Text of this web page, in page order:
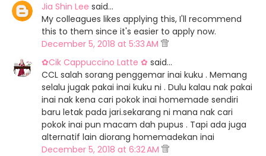
Jia Shin Lee said…
My colleagues likes applying this, I'll recommend
this to them since it's easier to apply now.
December 5, 2018 at 5:33 AM
✿Cik Cappuccino Latte ✿ said…
CCL salah sorang penggemar inai kuku . Memang
selalu jugak pakai inai kuku ni . Dulu kalau nak pakai
inai nak kena cari pokok inai homemade sendiri
baru letak pada jari.sekarang ni mana nak cari
pokok inai pun macam dah pupus . Tapi ada juga
alternatif lain diorang homemadekan inai
December 5, 2018 at 6:32 AM